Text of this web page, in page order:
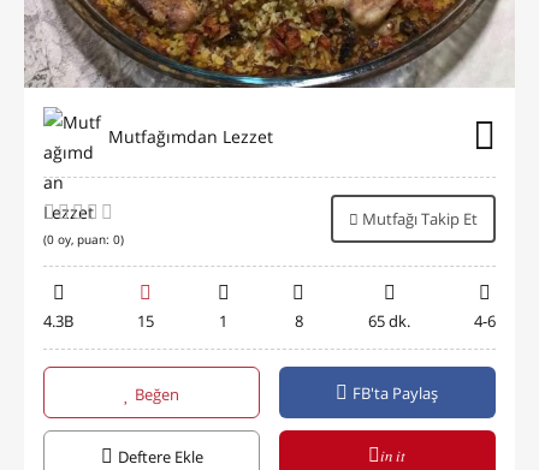
Mutfağımdan Lezzet
(0 oy, puan: 0)
Mutfağı Takip Et
4.3B 15 1 8 65 dk. 4-6
Beğen FB'ta Paylaş
Deftere Ekle in it